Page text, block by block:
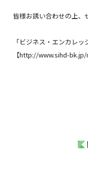
皆様お誘い合わせの上、
「ビジネス・エンカレ
【http://www.sihd-